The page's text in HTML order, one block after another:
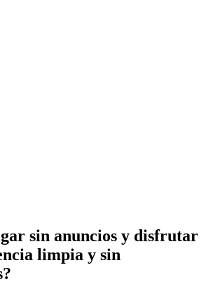
sin anuncios y disfrutar
limpia y sin